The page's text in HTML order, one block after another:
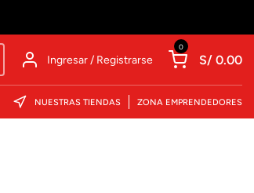
Ingresar / Registrarse
0
S/ 0.00
NUESTRAS TIENDAS ZONA EMPRENDEDORES